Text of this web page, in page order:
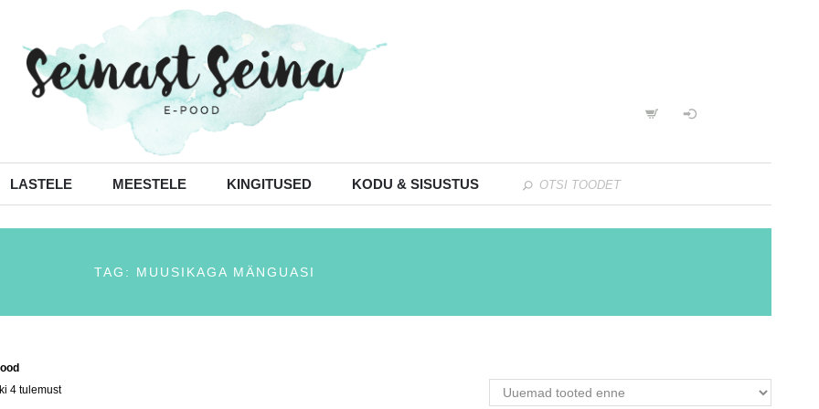
LASTELE MEESTELE KINGITUSED KODU & SISUSTUS
TAG: MUUSIKAGA MÄNGUASI
4 tulemust